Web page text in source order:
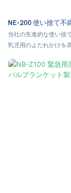
NE-200 使い捨て不
当社の先進的な使い捨
乳児用のよだれかけを
耐久性のある単一の製
な形状、サイズ、デザ